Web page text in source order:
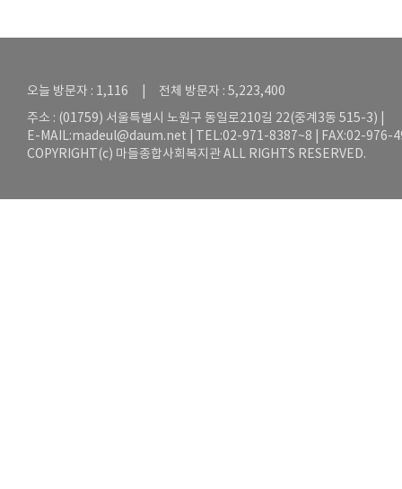
오늘 방문자 : 1,116 | 전체 방문자 : 5,223,400
주소 : (01759) 서울특별시 노원구 동일로210길 22(중계3동 515-3) |
E-MAIL:madeul@daum.net | TEL:02-971-8387~8 | FAX:02-976-
COPYRIGHT(c) 마들종합사회복지관 ALL RIGHTS RESERVED.